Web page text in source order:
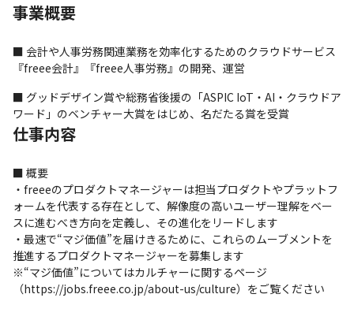
事業概要
■ 会計や人事労務関連業務を効率化するためのクラウドサービス
『freee会計』『freee人事労務』の開発、運営
■ グッドデザイン賞や総務省後援の「ASPIC IoT・AI・クラウドア
ワード」のベンチャー大賞をはじめ、名だたる賞を受賞
仕事内容
■ 概要
・freeeのプロダクトマネージャーは担当プロダクトやプラットフ
ォームを代表する存在として、解像度の高いユーザー理解をベー
スに進むべき方向を定義し、その進化をリードします
・最速で“マジ価値”を届けきるために、これらのムーブメントを
推進するプロダクトマネージャーを募集します
※“マジ価値”についてはカルチャーに関するページ
（https://jobs.freee.co.jp/about-us/culture）をご覧ください